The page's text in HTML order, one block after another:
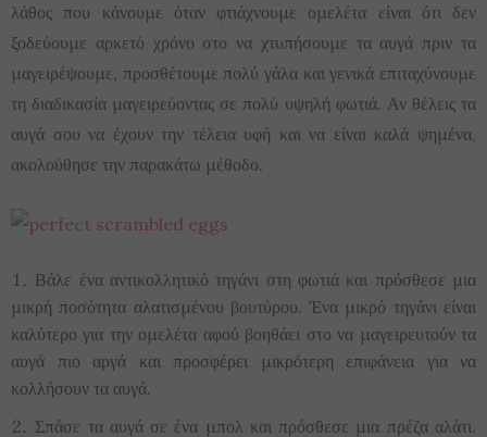
λάθος που κάνουμε όταν φτιάχνουμε ομελέτα είναι ότι δεν
ξοδεύουμε αρκετό χρόνο στο να χτυπήσουμε τα αυγά πριν τα
μαγειρέψουμε, προσθέτουμε πολύ γάλα και γενικά επιταχύνουμε
τη διαδικασία μαγειρεύοντας σε πολύ υψηλή φωτιά. Αν θέλεις τα
αυγά σου να έχουν την τέλεια υφή και να είναι καλά ψημένα,
ακολούθησε την παρακάτω μέθοδο.
Βάλε ένα αντικολλητικό τηγάνι στη φωτιά και πρόσθεσε μια
μικρή ποσότητα αλατισμένου βουτύρου. Ένα μικρό τηγάνι είναι
καλύτερο για την ομελέτα αφού βοηθάει στο να μαγειρευτούν τα
αυγά πιο αργά και προσφέρει μικρότερη επιφάνεια για να
κολλήσουν τα αυγά.
Σπάσε τα αυγά σε ένα μπολ και πρόσθεσε μια πρέζα αλάτι.